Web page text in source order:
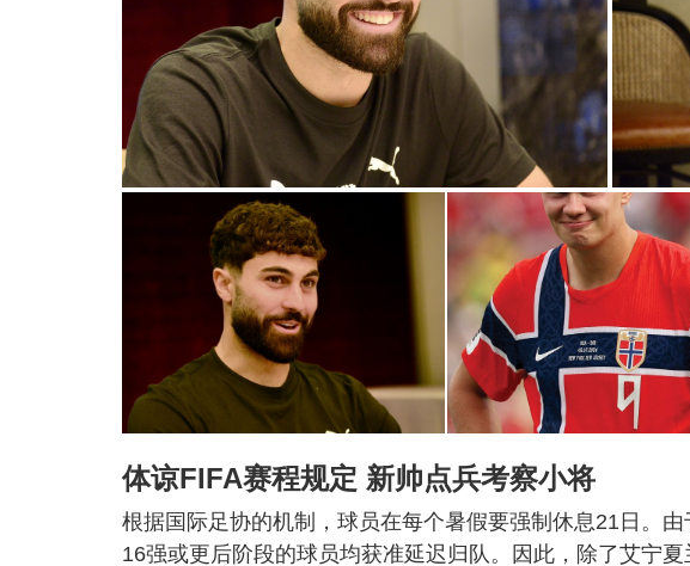
体谅FIFA赛程规定 新帅点兵考察小将
根据国际足协的机制，球员在每个暑假要强制休息21日。
16强或更后阶段的球员均获准延迟归队。因此，除了艾宁